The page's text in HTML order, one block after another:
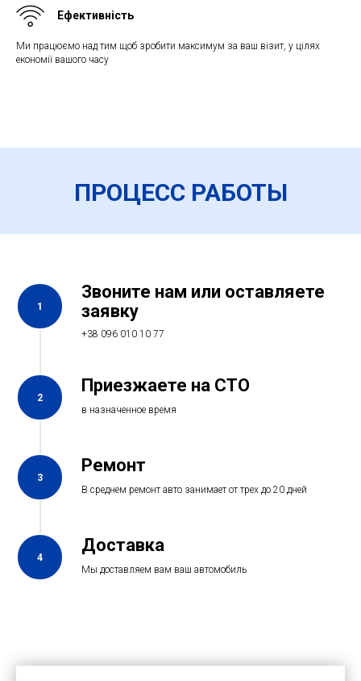
Ефективність
Ми працюємо над тим щоб зробити максимум за ваш візит, у цілях
економії вашого часу
ПРОЦЕСС РАБОТЫ
1
Звоните нам или оставляете
заявку
+38 096 010 10 77
2
Приезжаете на СТО
в назначенное время
3
Ремонт
В среднем ремонт авто занимает от трех до 20 дней
4
Доставка
Мы доставляем вам ваш автомобиль